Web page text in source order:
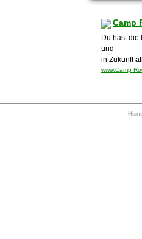
Camp
Du hast die
und
in Zukunft
www.Camp